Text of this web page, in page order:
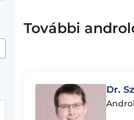
További
Dr.